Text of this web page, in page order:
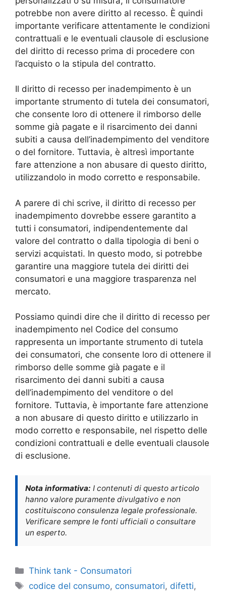
potrebbe non avere diritto al recesso. È quindi
importante verificare attentamente le condizioni
contrattuali e le eventuali clausole di esclusione
del diritto di recesso prima di procedere con
l’acquisto o la stipula del contratto.
Il diritto di recesso per inadempimento è un
importante strumento di tutela dei consumatori,
che consente loro di ottenere il rimborso delle
somme già pagate e il risarcimento dei danni
subiti a causa dell’inadempimento del venditore
o del fornitore. Tuttavia, è altresì importante
fare attenzione a non abusare di questo diritto,
utilizzandolo in modo corretto e responsabile.
A parere di chi scrive, il diritto di recesso per
inadempimento dovrebbe essere garantito a
tutti i consumatori, indipendentemente dal
valore del contratto o dalla tipologia di beni o
servizi acquistati. In questo modo, si potrebbe
garantire una maggiore tutela dei diritti dei
consumatori e una maggiore trasparenza nel
mercato.
Possiamo quindi dire che il diritto di recesso per
inadempimento nel Codice del consumo
rappresenta un importante strumento di tutela
dei consumatori, che consente loro di ottenere il
rimborso delle somme già pagate e il
risarcimento dei danni subiti a causa
dell’inadempimento del venditore o del
fornitore. Tuttavia, è importante fare attenzione
a non abusare di questo diritto e utilizzarlo in
modo corretto e responsabile, nel rispetto delle
condizioni contrattuali e delle eventuali clausole
di esclusione.
Nota informativa: I contenuti di questo articolo
hanno valore puramente divulgativo e non
costituiscono consulenza legale professionale.
Verificare sempre le fonti ufficiali o consultare
un esperto.
Categorie
Think tank - Consumatori
Tag
codice del consumo, consumatori, difetti,